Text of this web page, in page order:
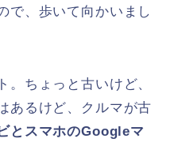
で、歩いて向かいまし
。ちょっと古いけど、
あるけど、クルマが古
とスマホのGoogleマ